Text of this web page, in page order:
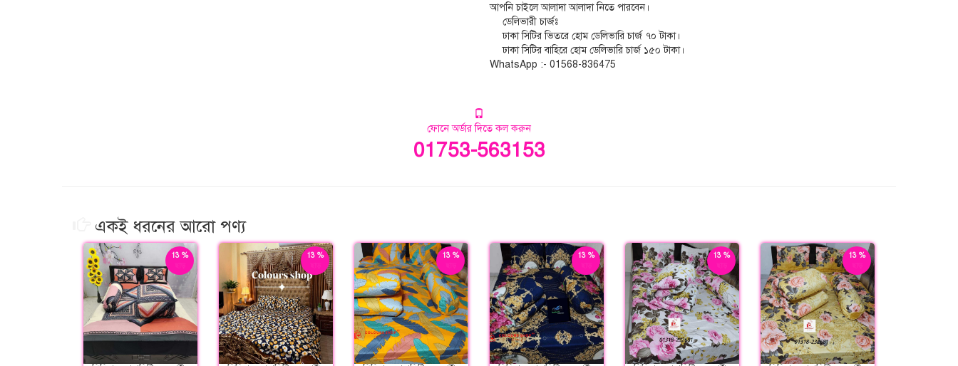
আপনি চাইলে আলাদা আলাদা নিতে পারবেন।
ডেলিভারী চার্জঃ
ঢাকা সিটির ভিতরে হোম ডেলিভারি চার্জ ৭০ টাকা।
ঢাকা সিটির বাহিরে হোম ডেলিভারি চার্জ ১৫০ টাকা।
WhatsApp :- 01568-836475
ফোনে অর্ডার দিতে কল করুন
01753-563153
একই ধরনের আরো পণ্য
13 %
13 %
13 %
13 %
13 %
13 %